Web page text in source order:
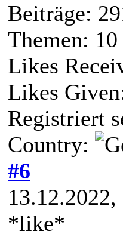
Beiträge:
Themen: 10
Likes
Likes
Registriert
Country:
#6
13.12.2022,
*like*